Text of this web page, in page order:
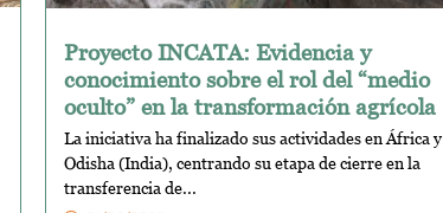
Proyecto INCATA: Evidencia y
conocimiento sobre el rol del “medio
oculto” en la transformación agrícola
La iniciativa ha finalizado sus actividades en África y
Odisha (India), centrando su etapa de cierre en la
transferencia de...